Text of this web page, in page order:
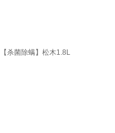
杀菌除螨】松木1.8L